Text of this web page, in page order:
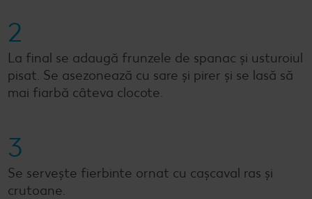
2
La final se adaugă frunzele de spanac și usturoiul
pisat. Se asezonează cu sare și pirer și se lasă să
mai fiarbă câteva clocote.
3
Se servește fierbinte ornat cu cașcaval ras și
crutoane.